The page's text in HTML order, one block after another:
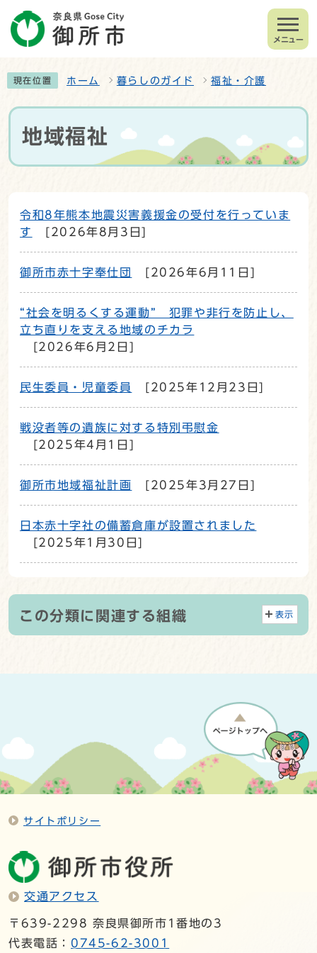
メニュー
現在位置 ホーム 暮らしのガイド 福祉・介護
地域福祉
令和8年熊本地震災害義援金の受付を行っていま
す
[2026年8月3日]
御所市赤十字奉仕団 [2026年6月11日]
“社会を明るくする運動” 犯罪や非行を防止し、
立ち直りを支える地域のチカラ
[2026年6月2日]
民生委員・児童委員 [2025年12月23日]
戦没者等の遺族に対する特別弔慰金
[2025年4月1日]
御所市地域福祉計画 [2025年3月27日]
日本赤十字社の備蓄倉庫が設置されました
[2025年1月30日]
この分類に関連する組織 表示
サイトポリシー
交通アクセス
〒639-2298 奈良県御所市1番地の3
代表電話： 0745-62-3001